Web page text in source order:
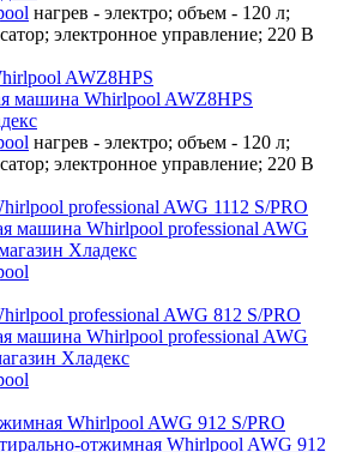
нагрев - электро; объем - 120 л;
электронное управление; 220 В
AWZ8HPS
нагрев - электро; объем - 120 л;
электронное управление; 220 В
professional AWG 1112 S/PRO
professional AWG 812 S/PRO
Whirlpool AWG 912 S/PRO